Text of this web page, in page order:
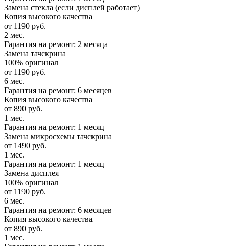
Замена стекла (если дисплей работает)
Копия высокого качества
от 1190 руб.
2 мес.
Гарантия на ремонт: 2 месяца
Замена тачскрина
100% оригинал
от 1190 руб.
6 мес.
Гарантия на ремонт: 6 месяцев
Копия высокого качества
от 890 руб.
1 мес.
Гарантия на ремонт: 1 месяц
Замена микросхемы тачскрина
от 1490 руб.
1 мес.
Гарантия на ремонт: 1 месяц
Замена дисплея
100% оригинал
от 1190 руб.
6 мес.
Гарантия на ремонт: 6 месяцев
Копия высокого качества
от 890 руб.
1 мес.